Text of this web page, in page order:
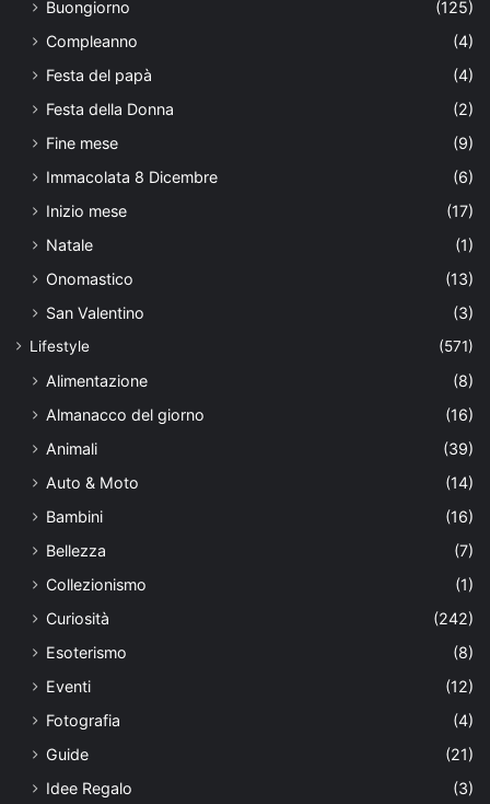
Buongiorno
(125)
Compleanno
(4)
Festa del papà
(4)
Festa della Donna
(2)
Fine mese
(9)
Immacolata 8 Dicembre
(6)
Inizio mese
(17)
Natale
(1)
Onomastico
(13)
San Valentino
(3)
Lifestyle (571)
Alimentazione
(8)
Almanacco del giorno
(16)
Animali
(39)
Auto & Moto
(14)
Bambini
(16)
Bellezza
(7)
Collezionismo
(1)
Curiosità
(242)
Esoterismo
(8)
Eventi
(12)
Fotografia
(4)
Guide
(21)
Idee Regalo
(3)